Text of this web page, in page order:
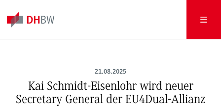
21.08.2025
Kai Schmidt-Eisenlohr wird neuer
Secretary General der EU4Dual-Allianz